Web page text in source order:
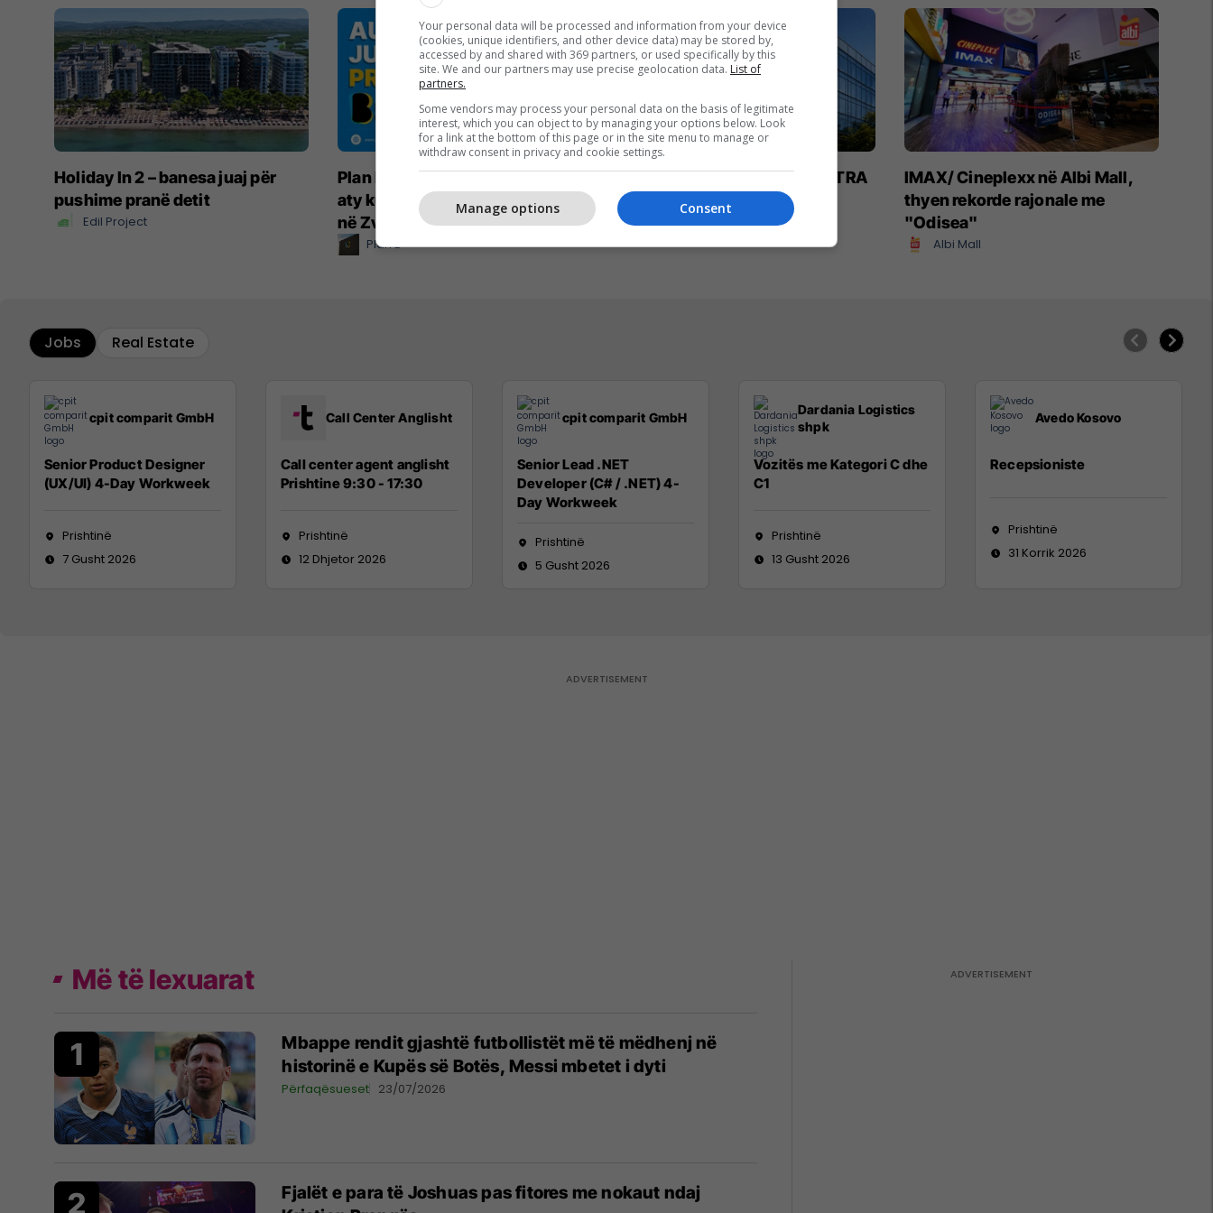
Holiday In 2 – banesa juaj për
pushime pranë detit
Edil Project
Plan B – reklamoni biznesin tuaj
aty ku është audienca shqiptare
në Zvicër
Plan B
Sigurimi i biznesit me NOVATRA
Vermögensberatung AG
IMAX/ Cineplexx në Albi Mall,
thyen rekorde rajonale me
"Odisea"
Albi Mall
Jobs Real Estate
cpit comparit GmbH
Senior Product Designer
(UX/UI) 4-Day Workweek
Prishtinë
7 Gusht 2026
Call Center Anglisht
Call center agent anglisht
Prishtine 9:30 - 17:30
Prishtinë
12 Dhjetor 2026
cpit comparit GmbH
Senior Lead .NET
Developer (C# / .NET) 4-
Day Workweek
Prishtinë
5 Gusht 2026
Dardania Logistics
shpk
Vozitës me Kategori C dhe
C1
Prishtinë
13 Gusht 2026
Avedo Kosovo
Recepsioniste
Prishtinë
31 Korrik 2026
Më të lexuarat
Mbappe rendit gjashtë futbollistët më të mëdhenj në
historinë e Kupës së Botës, Messi mbetet i dyti
Përfaqësueset 23/07/2026
Fjalët e para të Joshuas pas fitores me nokaut ndaj
Your personal data will be processed and information from your device
(cookies, unique identifiers, and other device data) may be stored by,
accessed by and shared with 369 partners, or used specifically by this
site. We and our partners may use precise geolocation data. List of
partners.
Some vendors may process your personal data on the basis of legitimate
interest, which you can object to by managing your options below. Look
for a link at the bottom of this page or in the site menu to manage or
withdraw consent in privacy and cookie settings.
Consent
Manage options